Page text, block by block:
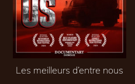
Les meilleurs d’entre nous